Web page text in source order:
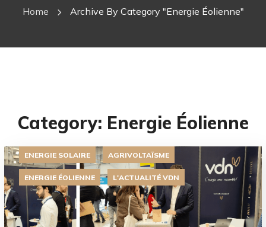
Home Archive By Category "Energie Éolienne"
Category: Energie Éolienne
ENERGIE SOLAIRE AGRIVOLTAÏSME
ENERGIE ÉOLIENNE L'ACTUALITÉ VDN